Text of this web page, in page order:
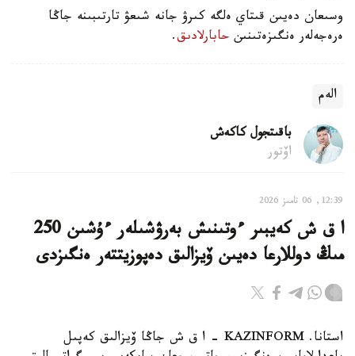
وسىعان دەيىن قىتاي ەلگە كىرۋ جانە شىعۋ تارتىبىنە جاڭا
ەرەجەلەر ەنگىزەتىنىن حابارلادىق.
الەم
باقىتجول كاكەش
اۆتور
12:39, 06 تامىز 2026
ا ق ش كەيبىر ءوتىنىش بەرۋشىلەر ءۇشىن 250
مىڭ دوللارعا دەيىن ۆيزالىق دەپوزيتتەر ەنگىزدى
استانا. KAZINFORM – ا ق ش جاڭا ۆيزالىق كەپىل